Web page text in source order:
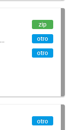
zip
otro
otro
otro